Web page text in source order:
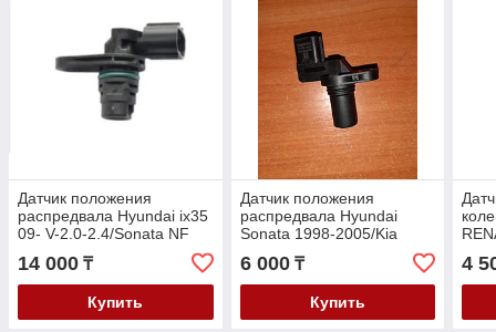
Датчик положения
распредвала Hyundai ix35
09- V-2.0-2.4/Sonata NF
2005- V-2.0-2.4/ KIA
Sorento 2.0/2.4i 2010>
14 000 ₸
Купить
Датчик положения
распредвала Hyundai
Sonata 1998-2005/Kia
Majentis 1998-
2005/Sorento 2001- V-2.0-
2.4
6 000₸
Купить
4